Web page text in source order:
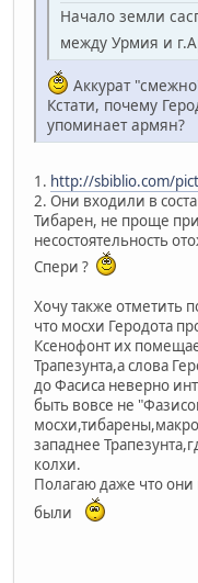
Начало земли
между Урмия и
Аккурат
Кстати, почему
упоминает армян?
1. http://sbiblio.com/
2. Они входили в
Тибарен, не проще
несостоятельность
Спери ?
Хочу также отметить
что мосхи Геродота
Ксенофонт их
Трапезунта,а слова
до Фасиса неверно
быть вовсе не
западнее
колхи.
Полагаю даже что
были